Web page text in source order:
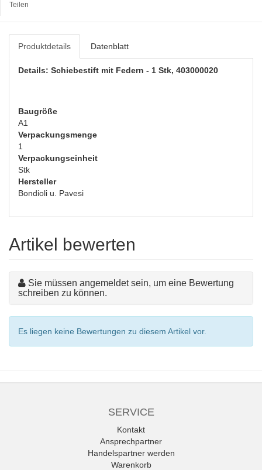
Teilen
Produktdetails Datenblatt
Details: Schiebestift mit Federn - 1 Stk, 403000020
Baugröße
A1
Verpackungsmenge
1
Verpackungseinheit
Stk
Hersteller
Bondioli u. Pavesi
Artikel bewerten
Sie müssen angemeldet sein, um eine Bewertung
schreiben zu können.
Es liegen keine Bewertungen zu diesem Artikel vor.
SERVICE
Kontakt
Ansprechpartner
Handelspartner werden
Warenkorb